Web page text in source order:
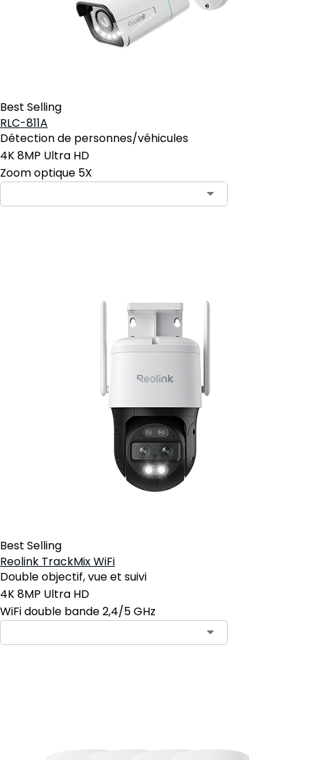
Best Selling
RLC-811A
Détection de personnes/véhicules
4K 8MP Ultra HD
Zoom optique 5X
Best Selling
Reolink TrackMix WiFi
Double objectif, vue et suivi
4K 8MP Ultra HD
WiFi double bande 2,4/5 GHz